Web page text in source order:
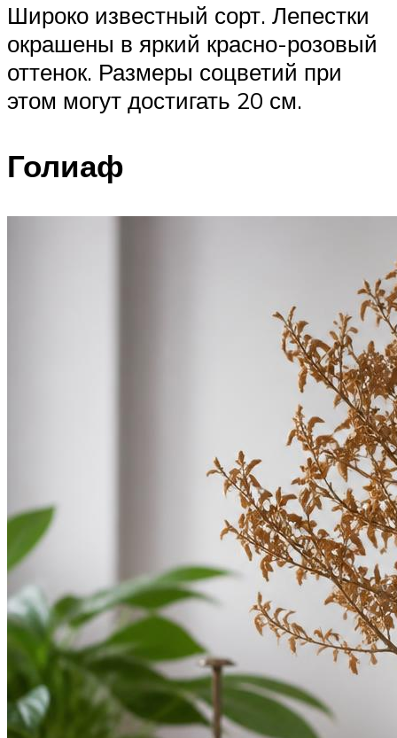
Широко известный сорт. Лепестки
окрашены в яркий красно-розовый
оттенок. Размеры соцветий при
этом могут достигать 20 см.
Голиаф